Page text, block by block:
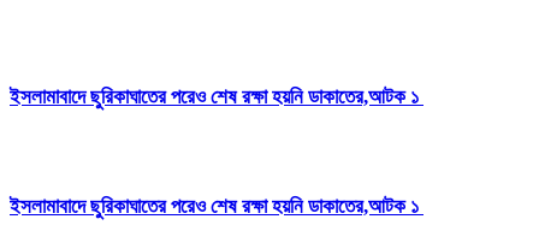
ইসলামাবাদে ছুরিকাঘাতের পরেও শেষ রক্ষা হয়নি ডাকাতের,আটক ১
ইসলামাবাদে ছুরিকাঘাতের পরেও শেষ রক্ষা হয়নি ডাকাতের,আটক ১